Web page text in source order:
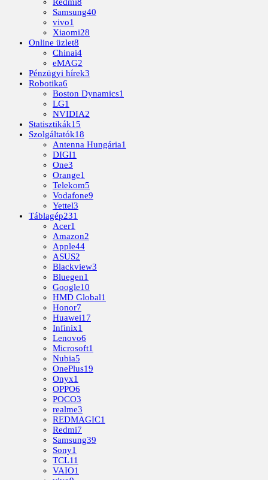
Redmi8
Samsung40
vivo1
Xiaomi28
Online üzlet8
Chinai4
eMAG2
Pénzügyi hírek3
Robotika6
Boston Dynamics1
LG1
NVIDIA2
Statisztikák15
Szolgáltatók18
Antenna Hungária1
DIGI1
One3
Orange1
Telekom5
Vodafone9
Yettel3
Táblagép231
Acer1
Amazon2
Apple44
ASUS2
Blackview3
Bluegen1
Google10
HMD Global1
Honor7
Huawei17
Infinix1
Lenovo6
Microsoft1
Nubia5
OnePlus19
Onyx1
OPPO6
POCO3
realme3
REDMAGIC1
Redmi7
Samsung39
Sony1
TCL11
VAIO1